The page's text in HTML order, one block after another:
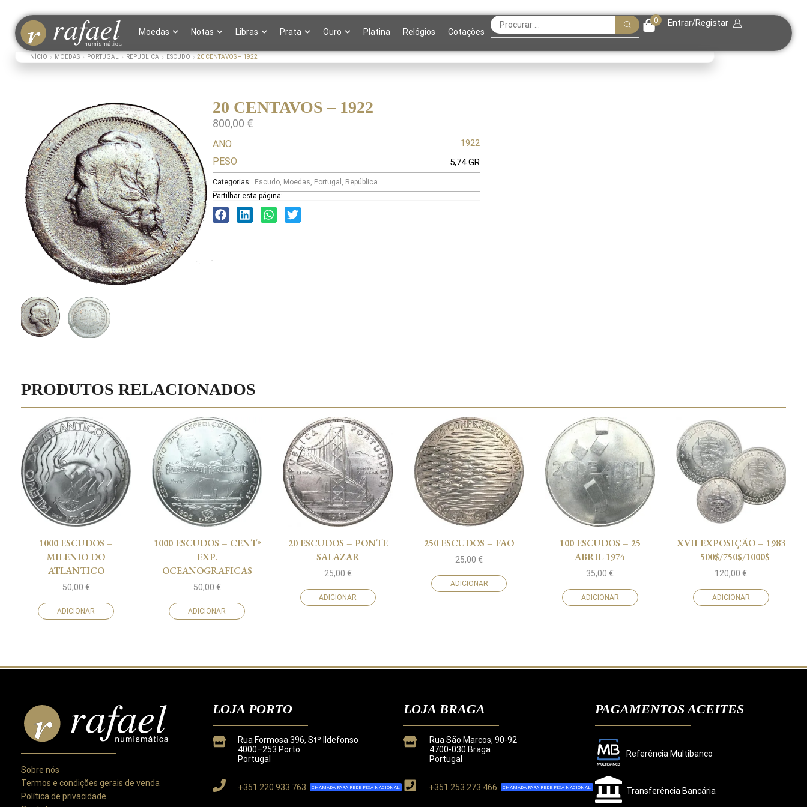
Moedas Notas Libras Prata Ouro Platina Relógios Cotações
0 Entrar/Registar
INÍCIO MOEDAS PORTUGAL REPÚBLICA ESCUDO 20 CENTAVOS – 1922
20 CENTAVOS – 1922
800,00 €
ANO 1922
PESO 5,74 GR
Categorias: Escudo, Moedas, Portugal , República
Partilhar esta página:
PRODUTOS RELACIONADOS
1000 ESCUDOS –
MILENIO DO
ATLANTICO
50,00 €
ADICIONAR
1000 ESCUDOS – CENTº
EXP.
OCEANOGRAFICAS
50,00 €
ADICIONAR
20 ESCUDOS – PONTE
SALAZAR
25,00 €
ADICIONAR
250 ESCUDOS – FAO
25,00€
ADICIONAR
100 ESCUDOS – 25
ABRIL 1974
35,00€
ADICIONAR
XVII EXPOSIÇÃO – 1983
– 500$/750$/1000$
120,00€
ADICIONAR
Sobre nós
Termos e condições gerais de venda
Política de privacidade
LOJA PORTO
Rua Formosa 396, Stº Ildefonso
4000–253 Porto
Portugal
+351 220 933 763 CHAMADA PARA REDE FIXA NACIONAL
LOJA BRAGA
Rua São Marcos, 90-92
4700-030 Braga
Portugal
+351 253 273 466 CHAMADA PARA REDE FIXA NACIONAL
PAGAMENTOS ACEITES
Referência Multibanco
Transferência Bancária